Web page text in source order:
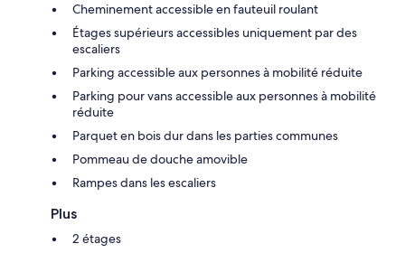
Cheminement accessible en fauteuil roulant
Étages supérieurs accessibles uniquement par des
escaliers
Parking accessible aux personnes à mobilité réduite
Parking pour vans accessible aux personnes à mobilité
réduite
Parquet en bois dur dans les parties communes
Pommeau de douche amovible
Rampes dans les escaliers
Plus
2 étages